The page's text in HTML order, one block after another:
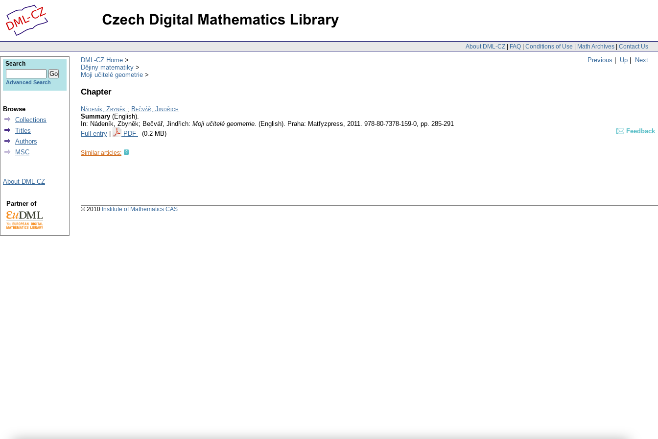
About DML-CZ | FAQ | Conditions of Use | Math Archives | Contact Us
Previous | Up | Next
DML-CZ Home
Dějiny matematiky
Moji učitelé geometrie
Chapter
Nádeník, Zbyněk ; Bečvář, Jindřich
Summary (English).
In: Nádeník, Zbyněk; Bečvář, Jindřich: Moji učitelé geometrie. (English). Praha: Matfyzpress, 2011. 978-80-7378-159-0, pp. 285-291
Full entry
PDF (0.2 MB) Feedback
Similar articles:
Search
Advanced Search
Browse
Collections
Titles
Authors
MSC
About DML-CZ
Partner of
© 2010 Institute of Mathematics CAS